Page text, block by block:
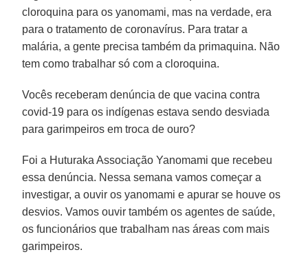
cloroquina para os yanomami, mas na verdade, era
para o tratamento de coronavírus. Para tratar a
malária, a gente precisa também da primaquina. Não
tem como trabalhar só com a cloroquina.
Vocês receberam denúncia de que vacina contra
covid-19 para os indígenas estava sendo desviada
para garimpeiros em troca de ouro?
Foi a Huturaka Associação Yanomami que recebeu
essa denúncia. Nessa semana vamos começar a
investigar, a ouvir os yanomami e apurar se houve os
desvios. Vamos ouvir também os agentes de saúde,
os funcionários que trabalham nas áreas com mais
garimpeiros.